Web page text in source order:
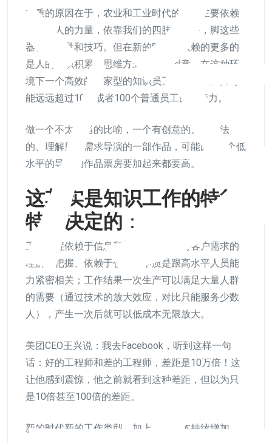
本质的原因在于，农业和工业时代的工作主要依赖
的是个人的力量，依靠我们的四肢譬如手，脚这些
器官的力量和技巧。但在新的时代，依赖的更多的
是人的知识积累、思维方式、创新创意，在这种环
境下一个高效的专家型的知识员工，他的生产力可
能远远超过10个或者100个普通员工的生产力。
做一个不太恰当的比喻，一个有创意的、有想法
的、理解用户需求导演的一部作品，可能比100个低
水平的导演的作品票房要加起来都要高。
这其实是知识工作的特征
特性决定的 ：
​工作过程依赖于信息和知识、依赖于对客户需求的
理解和把握、依赖于创新，本质是跟高水平人员能
力紧密相关；工作结果一次生产可以满足大量人群
的需要（通过技术的放大效应，对比只能服务少数
人），产生一次后就可以低成本无限放大。
​美团CEO王兴说：我去Facebook，听到这样一句
话：好的工程师和差的工程师，差距是10万倍！这
让他感到震惊，他之前就看到这种差距，但以为只
是10倍甚至100倍的差距。
新的时代新的工作类型，加上员工成本持续增加，